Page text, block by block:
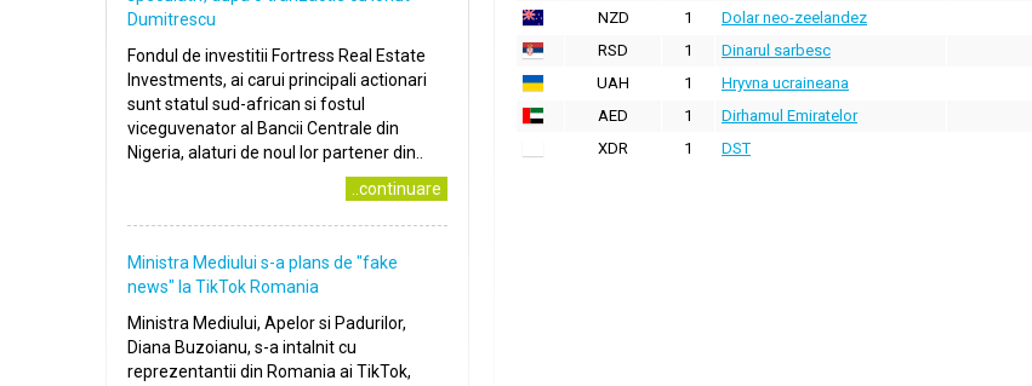
NZD
1 Dolar neo-zeelandez
RSD
1 Dinarul sarbesc
UAH
1 Hryvna ucraineana
AED
1 Dirhamul Emiratelor
XDR
1 DST
Dumitrescu
Fondul de investitii Fortress Real Estate
Investments, ai carui principali actionari
sunt statul sud-african si fostul
viceguvenator al Bancii Centrale din
Nigeria, alaturi de noul lor partener din..
..continuare
Ministra Mediului s-a plans de ″fake
news″ la TikTok Romania
Ministra Mediului, Apelor si Padurilor,
Diana Buzoianu, s-a intalnit cu
reprezentantii din Romania ai TikTok,